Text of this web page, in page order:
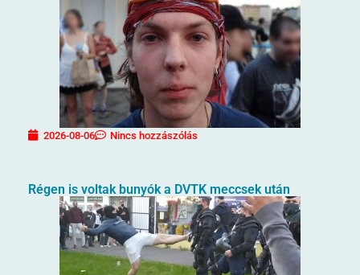
2026-08-06 Nincs hozzászólás
Régen is voltak bunyók a DVTK meccsek után